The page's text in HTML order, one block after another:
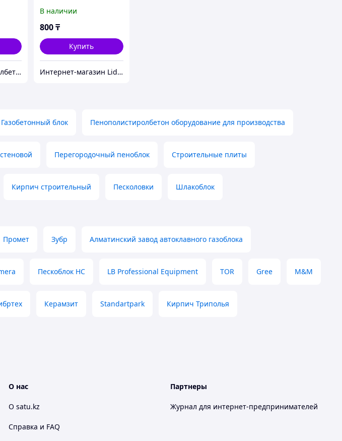
Центр Полистиролбетона в Алматы - полистиролбетон, пеноблок, теплоблок, газоблок
В наличии
800₸
Купить
Интернет-магазин Lider_Stroy
блок Пенополистиролбетон оборудование для производства
Перегородочный пеноблок Строительные плиты
Кирпич строительный Песколовки Шлакоблок
Промет Зубр Алматинский завод автоклавного газоблока
Пескоблок НС LB Professional Equipment TOR Gree M&M
Керамзит Standartpark Кирпич Триполья
О нас
О satu.kz
Справка и FAQ
Партнеры
Журнал для интернет-предпринимателей